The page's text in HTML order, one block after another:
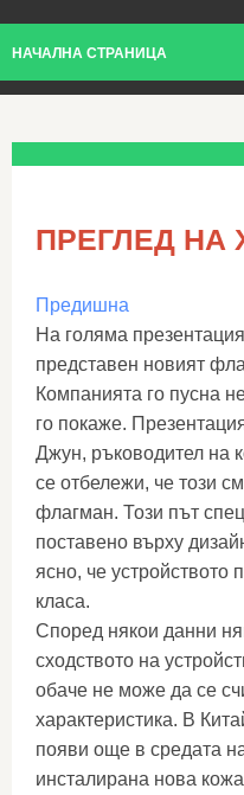
НАЧАЛНА СТРАНИЦА
ПРЕГЛЕД НА
Предишна
На голяма
представен новият
Компанията го пусна
го покаже.
Джун, ръководител на
се отбележи, че този
флагман. Този път
поставено върху
ясно, че
класа.
Според някои данни
сходството на
обаче не може да се
характеристика. В
появи още в средата
инсталирана нова